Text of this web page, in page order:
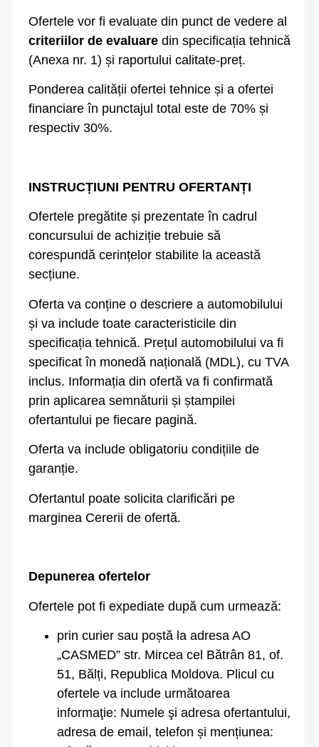
Ofertele vor fi evaluate din punct de vedere al
criteriilor de evaluare din specificația tehnică
(Anexa nr. 1) și raportului calitate-preț.
Ponderea calității ofertei tehnice și a ofertei
financiare în punctajul total este de 70% și
respectiv 30%.
INSTRUCȚIUNI PENTRU OFERTANȚI
Ofertele pregătite și prezentate în cadrul
concursului de achiziție trebuie să
corespundă cerințelor stabilite la această
secțiune.
Oferta va conține o descriere a automobilului
și va include toate caracteristicile din
specificația tehnică. Prețul automobilului va fi
specificat în monedă națională (MDL), cu TVA
inclus. Informația din ofertă va fi confirmată
prin aplicarea semnăturii și ștampilei
ofertantului pe fiecare pagină.
Oferta va include obligatoriu condițiile de
garanție.
Ofertantul poate solicita clarificări pe
marginea Cererii de ofertă.
Depunerea ofertelor
Ofertele pot fi expediate după cum urmează:
prin curier sau poștă la adresa AO
„CASMED” str. Mircea cel Bătrân 81, of.
51, Bălți, Republica Moldova. Plicul cu
ofertele va include următoarea
informaţie: Numele şi adresa ofertantului,
adresa de email, telefon și mențiunea: